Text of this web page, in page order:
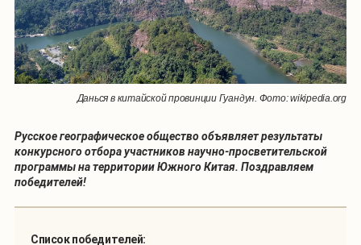
Данься в китайской провинции Гуандун. Фото: wikipedia.org
Русское географическое общество объявляет результаты
конкурсного отбора участников научно-просветительской
программы на территории Южного Китая. Поздравляем
победителей!
Список победителей: